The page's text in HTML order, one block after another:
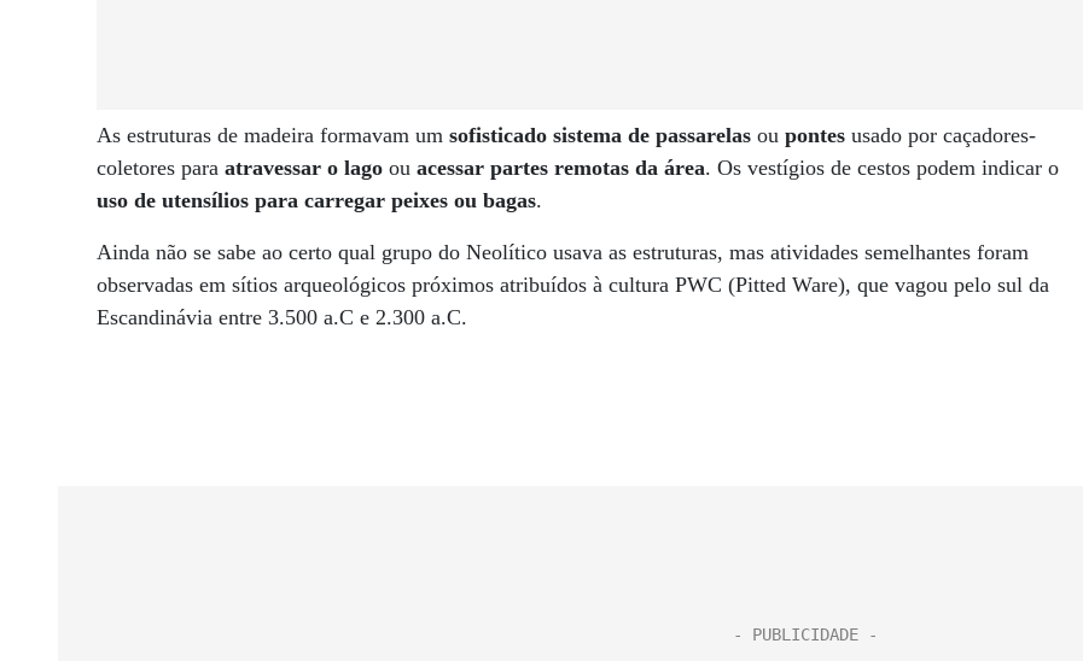
As estruturas de madeira formavam um sofisticado sistema de passarelas ou pontes usado por caçadores-
coletores para atravessar o lago ou acessar partes remotas da área. Os vestígios de cestos podem indicar o
uso de utensílios para carregar peixes ou bagas.
Ainda não se sabe ao certo qual grupo do Neolítico usava as estruturas, mas atividades semelhantes foram
observadas em sítios arqueológicos próximos atribuídos à cultura PWC (Pitted Ware), que vagou pelo sul da
Escandinávia entre 3.500 a.C e 2.300 a.C.